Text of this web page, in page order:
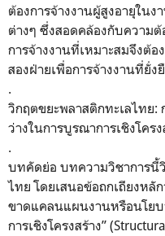
ต้องการจ้างงานผู้สูงอายุในง
ต่างๆ ซึ่งสอดคล้องกับความต้
การจ้างงานที่เหมาะสมจึงต้อ
สองฝ่ายเพื่อการจ้างงานที่ยั่ง
.
วิกฤตขยะพลาสติกทะเลไทย:
ว่างในการบูรณาการเชิงโคร
.
บทคัดย่อ บทความวิชาการนี้
ไทย โดยเสนอข้อถกเถียงหลั
ขาดแคลนแผนงานหรือนโยบ
การเชิงโครงสร้าง”